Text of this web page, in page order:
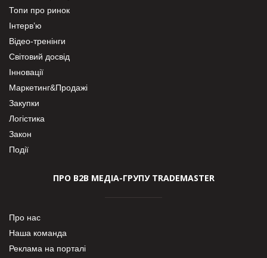
Топи про ринок
Інтерв’ю
Відео-тренінги
Світовий досвід
Інновації
Маркетинг&Продажі
Закупки
Логістика
Закон
Події
ПРО В2В МЕДІА-ГРУПУ TRADEMASTER
Про нас
Наша команда
Реклама на порталі